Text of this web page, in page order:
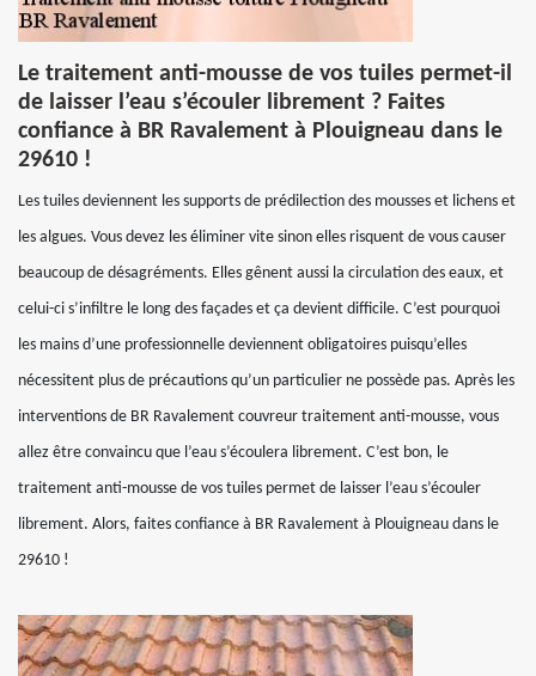
Le traitement anti-mousse de vos tuiles permet-il
de laisser l’eau s’écouler librement ? Faites
confiance à BR Ravalement à Plouigneau dans le
29610 !
Les tuiles deviennent les supports de prédilection des mousses et lichens et
les algues. Vous devez les éliminer vite sinon elles risquent de vous causer
beaucoup de désagréments. Elles gênent aussi la circulation des eaux, et
celui-ci s’infiltre le long des façades et ça devient difficile. C’est pourquoi
les mains d’une professionnelle deviennent obligatoires puisqu’elles
nécessitent plus de précautions qu’un particulier ne possède pas. Après les
interventions de BR Ravalement couvreur traitement anti-mousse, vous
allez être convaincu que l’eau s’écoulera librement. C’est bon, le
traitement anti-mousse de vos tuiles permet de laisser l’eau s’écouler
librement. Alors, faites confiance à BR Ravalement à Plouigneau dans le
29610 !